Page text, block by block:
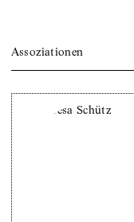
Assoziationen